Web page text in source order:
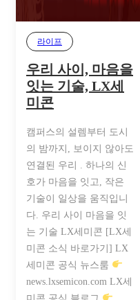
라이프
우리 사이, 마음을
잇는 기술, LX세
미콘
캠퍼스의 설렘부터 도시
의 밤까지, 보이지 않아도
연결된 우리 . 하나의 신
호가 마음을 잇고, 작은
기술이 일상을 움직입니
다. 우리 사이 마음을 잇
는 기술 LX세미콘 [LX세
미콘 소식 바로가기] LX
세미콘 공식 뉴스룸
news.lxsemicon.com LX세